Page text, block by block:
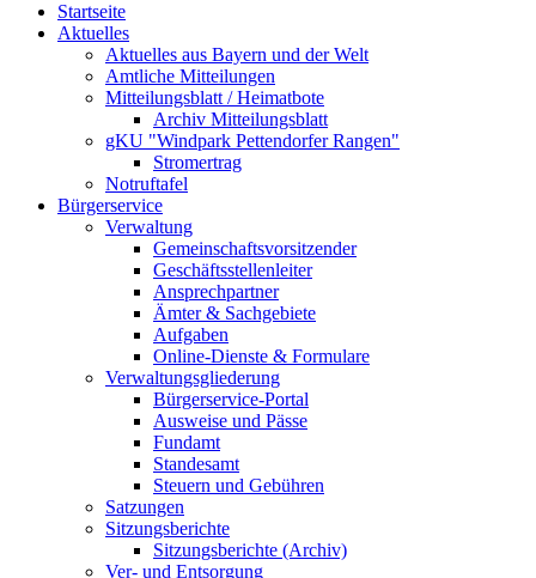
Startseite
Aktuelles
Aktuelles aus Bayern und der Welt
Amtliche Mitteilungen
Mitteilungsblatt / Heimatbote
Archiv Mitteilungsblatt
gKU "Windpark Pettendorfer Rangen"
Stromertrag
Notruftafel
Bürgerservice
Verwaltung
Gemeinschaftsvorsitzender
Geschäftsstellenleiter
Ansprechpartner
Ämter & Sachgebiete
Aufgaben
Online-Dienste & Formulare
Verwaltungsgliederung
Bürgerservice-Portal
Ausweise und Pässe
Fundamt
Standesamt
Steuern und Gebühren
Satzungen
Sitzungsberichte
Sitzungsberichte (Archiv)
Ver- und Entsorgung